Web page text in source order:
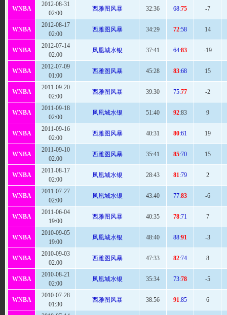
WNBA
2012-08-31
02:00
西雅图风暴 32:36 68:75 -7
WNBA
2012-08-17
02:00
西雅图风暴 34:29 72:58 14
WNBA
2012-07-14
02:00
凤凰城水银 37:41 64:83 -19
WNBA
2012-07-09
01:00
西雅图风暴 45:28 83:68 15
WNBA
2011-09-20
02:00
西雅图风暴 39:30 75:77 -2
WNBA
2011-09-18
02:00
凤凰城水银 51:40 92:83 9
WNBA
2011-09-16
02:00
西雅图风暴 40:31 80:61 19
WNBA
2011-09-10
02:00
西雅图风暴 35:41 85:70 15
WNBA
2011-08-17
02:00
凤凰城水银 28:43 81:79 2
WNBA
2011-07-27
02:00
凤凰城水银 43:40 77:83 -6
WNBA
2011-06-04
19:00
西雅图风暴 40:35 78:71 7
WNBA
2010-09-05
19:00
凤凰城水银 48:40 88:91 -3
WNBA
2010-09-03
02:00
西雅图风暴 47:33 82:74 8
WNBA
2010-08-21
02:00
凤凰城水银 35:34 73:78 -5
WNBA
2010-07-28
01:30
西雅图风暴 38:56 91:85 6